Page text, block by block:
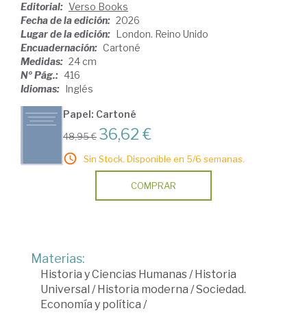
Editorial: Verso Books
Fecha de la edición: 2026
Lugar de la edición:
London. Reino Unido
Encuadernación: Cartoné
Medidas: 24 cm
Nº Pág.: 416
Idiomas:
Inglés
Papel: Cartoné
48,95 € 36,62 €
Sin Stock. Disponible en 5/6 semanas.
COMPRAR
Materias:
Historia y Ciencias Humanas/ Historia
Universal / Historia moderna /Sociedad.
Economía y política /